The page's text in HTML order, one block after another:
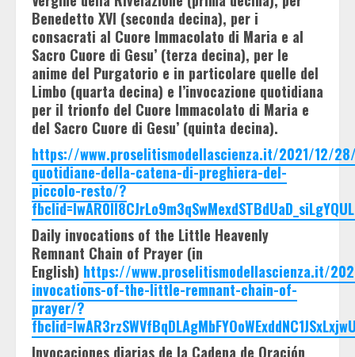
Benedetto XVI (seconda decina), per i
consacrati al Cuore Immacolato di Maria e al
Sacro Cuore di Gesu’ (terza decina), per le
anime del Purgatorio e in particolare quelle del
Limbo (quarta decina) e l’invocazione quotidiana
per il trionfo del Cuore Immacolato di Maria e
del Sacro Cuore di Gesu’ (quinta decina).
https://www.proselitismodellascienza.it/2021/12/
quotidiane-della-catena-di-preghiera-del-
piccolo-resto/?
Daily invocations of the Little Heavenly
Remnant Chain of Prayer (in
English) https://www.proselitismodellascienza.it/
invocations-of-the-little-remnant-chain-of-
prayer/?
Invocaciones diarias de la Cadena de Oración